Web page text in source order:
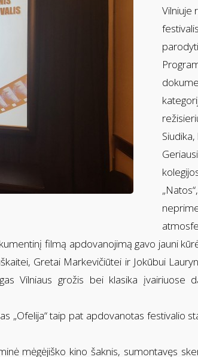
Vilniuje
filmą apdovanojimą gavo jauni
Gretai Markevičiūtei ir Jokūbui
Vilniaus grožis bei klasika įvairiuose
„Ofelija“ taip pat apdovanotas festivalio
mėgėjiško kino šaknis, sumontavęs